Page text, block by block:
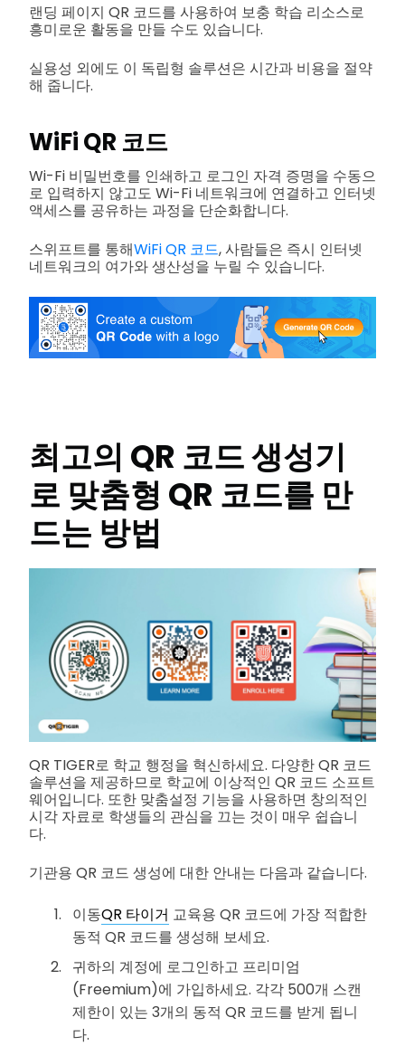
랜딩 페이지 QR 코드를 사용하여 보충 학습 리소스로
흥미로운 활동을 만들 수도 있습니다.
실용성 외에도 이 독립형 솔루션은 시간과 비용을 절약
해 줍니다.
WiFi QR 코드
Wi-Fi 비밀번호를 인쇄하고 로그인 자격 증명을 수동으
로 입력하지 않고도 Wi-Fi 네트워크에 연결하고 인터넷
액세스를 공유하는 과정을 단순화합니다.
스위프트를 통해WiFi QR 코드, 사람들은 즉시 인터넷
네트워크의 여가와 생산성을 누릴 수 있습니다.
최고의 QR 코드 생성기
로 맞춤형 QR 코드를 만
드는 방법
QR TIGER로 학교 행정을 혁신하세요. 다양한 QR 코드
솔루션을 제공하므로 학교에 이상적인 QR 코드 소프트
웨어입니다. 또한 맞춤설정 기능을 사용하면 창의적인
시각 자료로 학생들의 관심을 끄는 것이 매우 쉽습니
다.
기관용 QR 코드 생성에 대한 안내는 다음과 같습니다.
이동QR 타이거 교육용 QR 코드에 가장 적합한
동적 QR 코드를 생성해 보세요.
귀하의 계정에 로그인하고 프리미엄
(Freemium)에 가입하세요. 각각 500개 스캔
제한이 있는 3개의 동적 QR 코드를 받게 됩니
다.